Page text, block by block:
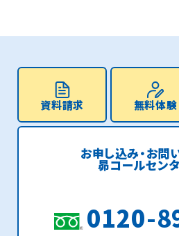
資料請求 無料体験
お申し込み・お問
昴コールセン
0120-